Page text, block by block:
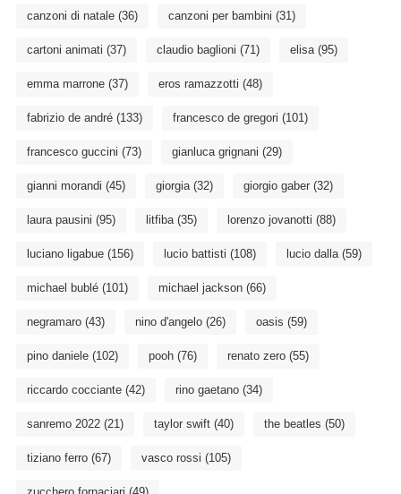
canzoni di natale(36) canzoni per bambini (31)
cartoni animati (37) claudio baglioni (71) elisa(95)
emma marrone(37) eros ramazzotti (48)
fabrizio de andré(133) francesco de gregori (101)
francesco guccini (73) gianluca grignani (29)
gianni morandi (45) giorgia(32) giorgio gaber(32)
laura pausini (95) litfiba(35) lorenzo jovanotti (88)
luciano ligabue(156) lucio battisti (108) lucio dalla(59)
michael bublé(101) michael jackson(66)
negramaro(43) nino d'angelo(26) oasis (59)
pino daniele(102) pooh(76) renato zero(55)
riccardo cocciante(42) rino gaetano(34)
sanremo 2022(21) taylor swift(40) the beatles (50)
tiziano ferro(67) vasco rossi (105)